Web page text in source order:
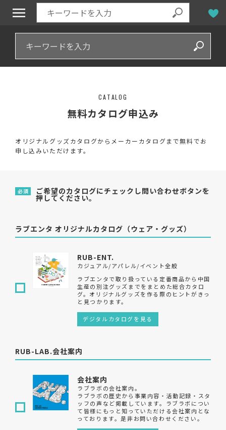
CATALOG
無料カタログ申込み
オリジナルグッズカタログからメーカーカタログまで無料でお
申し込みいただけます。
必須 ご希望のカタログにチェックし問い合わせボタンを
押してください。
ラブエンタ オリジナルカタログ（ウェア・グッズ）
RUB-ENT.
カジュアル/アパレル/イベント全般
ラブエンタで取り扱っている定番商品から中国
生産の別注グッズまでをまとめた総合カタロ
グ。オリジナルグッズを作る際のヒントがきっ
と見つかります。
デジタルカタログを見る
RUB-LAB.会社案内
会社案内
ラブラボの会社案内。
ラブラボの歴史から事業内容・活動記録・スタ
ッフの声など掲載しています。ラブラボについ
て皆様にもっと知っていただける会社案内とな
っております。是非お問い合わせください。